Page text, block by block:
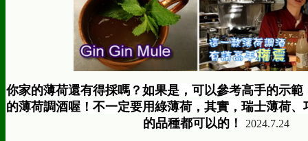
你家的薄荷還有得採嗎？如果是，可以參考高手的示
的薄荷調酒喔！不一定要用綠薄荷，其實，瑞士薄荷
的品種都可以的！2024.7.24